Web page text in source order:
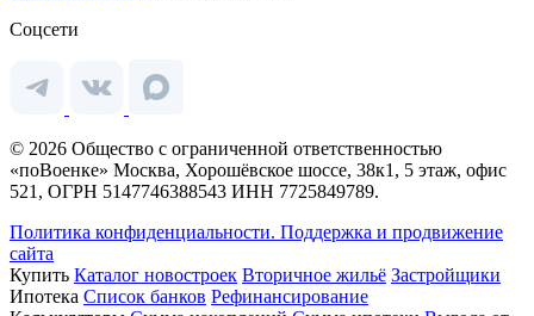
Соцсети
© 2026 Общество с ограниченной ответственностью
«поВоенке» Москва, Хорошёвское шоссе, 38к1, 5 этаж, офис
521, ОГРН 5147746388543 ИНН 7725849789.
Политика конфиденциальности. Поддержка и продвижение
сайта
Купить Каталог новостроек Вторичное жильё Застройщики
Ипотека Список банков Рефинансирование